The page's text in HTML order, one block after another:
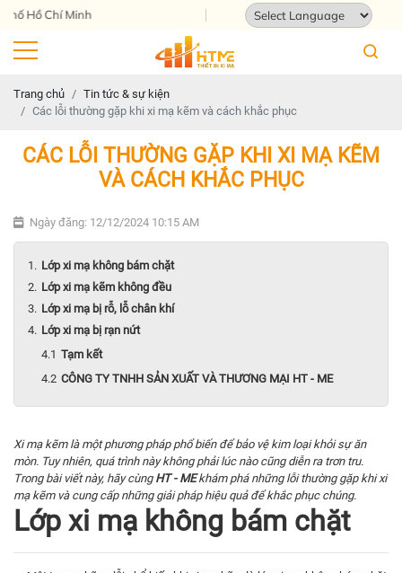
Chí Minh
Trang chủ
Tin tức & sự kiện
Các lỗi thường gặp khi xi mạ kẽm và cách khắc phục
CÁC LỖI THƯỜNG GẶP KHI XI MẠ KẼM
VÀ CÁCH KHẮC PHỤC
Ngày đăng: 12/12/2024 10:15 AM
Lớp xi mạ không bám chặt
Lớp xi mạ kẽm không đều
Lớp xi mạ bị rỗ, lỗ chân khí
Lớp xi mạ bị rạn nứt
Tạm kết
CÔNG TY TNHH SẢN XUẤT VÀ THƯƠNG MẠI HT - ME
Xi mạ kẽm là một phương pháp phổ biến để bảo vệ kim loại khỏi sự ăn
mòn. Tuy nhiên, quá trình này không phải lúc nào cũng diễn ra trơn tru.
Trong bài viết này, hãy cùng HT - MEkhám phá những lỗi thường gặp khi xi
mạ kẽm và cung cấp những giải pháp hiệu quả để khắc phục chúng.
Lớp xi mạ không bám chặt